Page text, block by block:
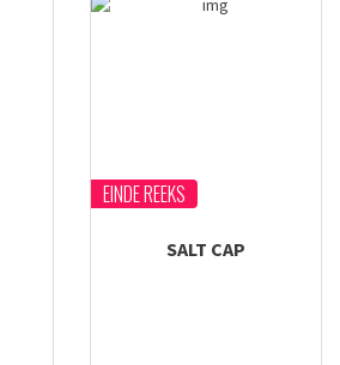
EINDE REEKS
SALT CAP